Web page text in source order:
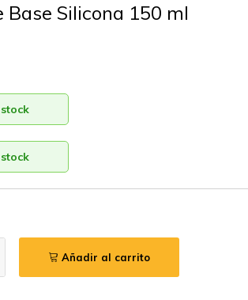
Base Silicona 150 ml
Añadir al carrito